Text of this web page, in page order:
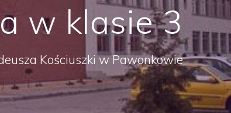
w klasie 3
Kościuszki w Pawonkowie